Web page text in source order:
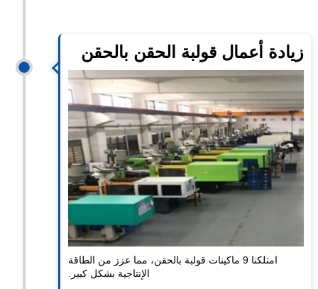
زيادة أعمال قولبة الحقن بالحقن
امتلكنا 9 ماكينات قولبة بالحقن، مما عزز من الطاقة
الإنتاجية بشكل كبير.